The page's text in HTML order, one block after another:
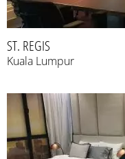
ST. REGIS
Kuala Lumpur